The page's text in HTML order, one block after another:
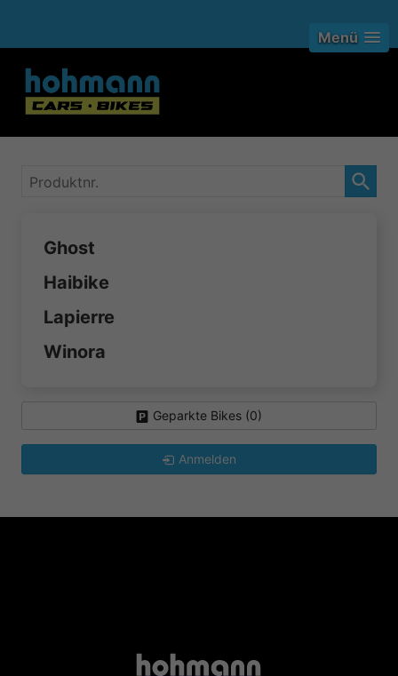
Menü
Produktnr.
Ghost
Haibike
Lapierre
Winora
Geparkte Bikes (0)
Anmelden